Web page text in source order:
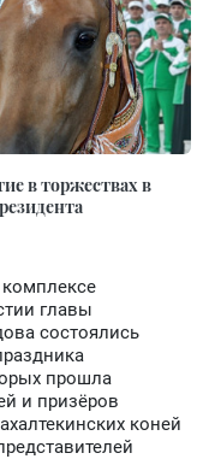
в торжествах в
главы
состоялись
прошла
и призёров
коней